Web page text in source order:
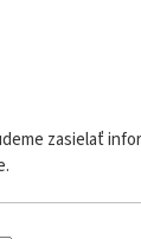
zasielať